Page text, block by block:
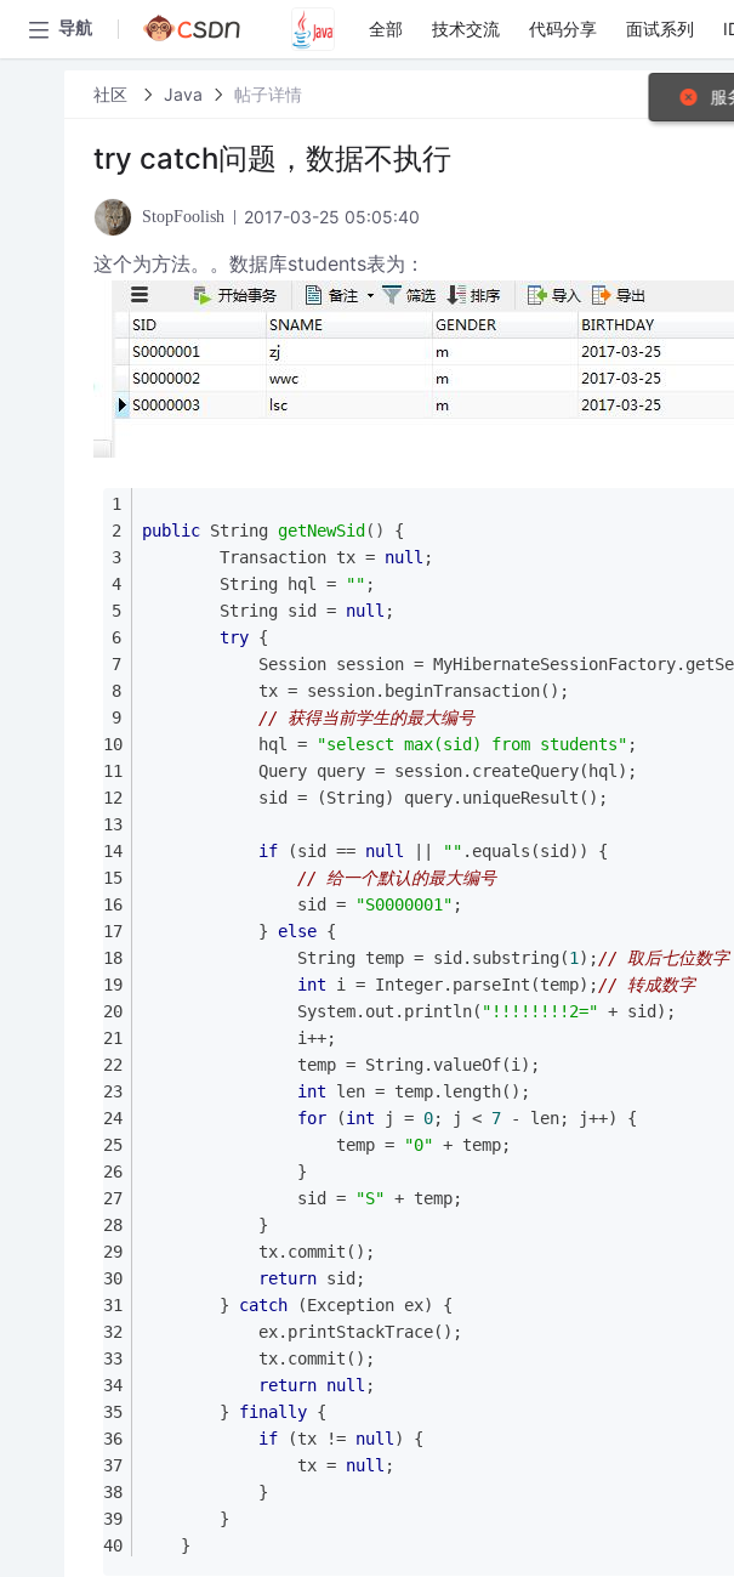
导航 全部 技术交流 代码分享 面试系列
社区 Java 帖子详情
try catch问题，数据不执行
StopFoolish 2017-03-25 05:05:40
这个为方法。。数据库students表为：
public String getNewSid ()
{
		Transaction tx =
null ;
		String hql =
"" ;
		String sid =
null ;
try {
Session session =
			tx = session.beginTransaction();
// 获得当前学生的最大编号
			hql =
"selesct max(sid) from students" ;
			Query query = session.createQuery(hql);
			sid = (String) query.uniqueResult();
if (sid == null "" .equals(sid)) {
// 给一个默认的最大编号
				sid =
"S0000001" ;
			}
else {
				String temp = sid.substring(
1 );// 取后七位数字
int i = Integer.parseInt(temp);// 转成数字
				System.out.println(
"!!!!!!!!2=" + sid);
				i++;
				temp = String.valueOf(i);
int len = temp.length();
for (int j = 0; j < 7 - len; j++) {
					temp =
"0" + temp;
				}
				sid =
"S" + temp;
			}
			tx.commit();
return sid;
		}
catch (Exception ex) {
			ex.printStackTrace();
			tx.commit();
return null ;
		}
finally {
if (tx != null ) {
				tx =
null ;
			}
		}
	}
服